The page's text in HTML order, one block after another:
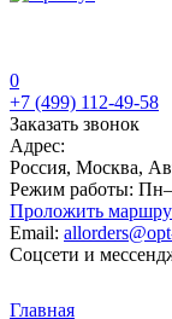
0
+7 (499) 112-49-58
Заказать звонок
Адрес:
Россия, Москва,
Режим работы:
Проложить
Email:
Соцсети и
Главная